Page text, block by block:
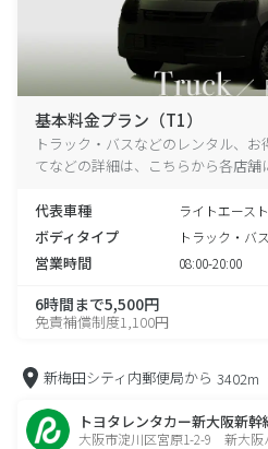
基本料金プラン（T1）
トラック・バスなどのレンタル、
てなどの詳細は、こちらから各店舗
代表車種 ライトエース
ボディタイプ トラック・バ
営業時間 08:00-20:00
6時間まで5,500円
免責補償制度1,100円
新梅田シティ内郵便局から 3402m
トヨタレンタカー新大阪新幹
大阪市淀川区宮原1-2-9 新大阪